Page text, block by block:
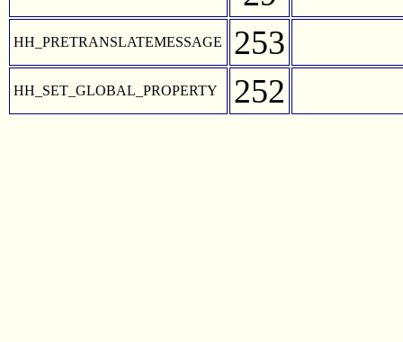
HH_PRETRANSLATEMESSAGE 253
HH_SET_GLOBAL_PROPERTY 252